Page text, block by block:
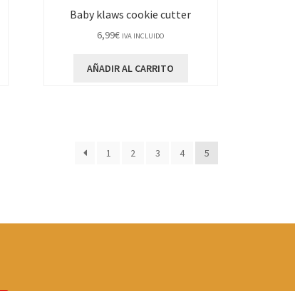
Baby klaws cookie cutter
6,99€ IVA INCLUIDO
AÑADIR AL CARRITO
1 2 3 4 5